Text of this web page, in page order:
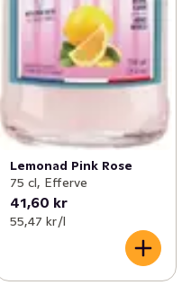
Lemonad Pink Rose
75 cl, Efferve
41,60 kr
55,47 kr /l